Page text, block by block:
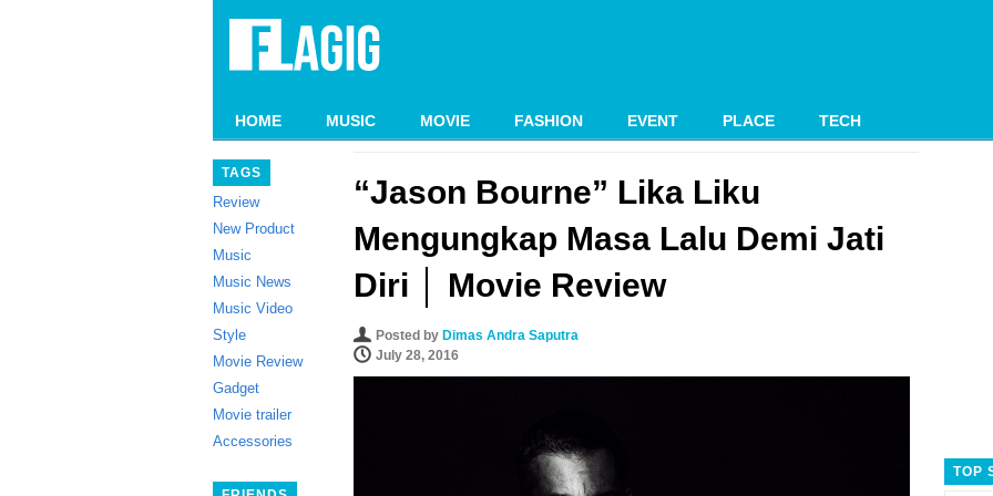
HOME MUSIC MOVIE FASHION EVENT PLACE TECH
TAGS
Review
New Product
Music
Music News
Music Video
Style
Movie Review
Gadget
Movie trailer
Accessories
“Jason Bourne” Lika Liku
Mengungkap Masa Lalu Demi Jati
Diri │ Movie Review
Posted by Dimas Andra Saputra
July 28, 2016
TOP